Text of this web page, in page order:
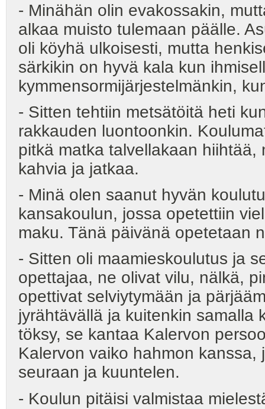
- Minähän olin evakossakin,
alkaa muisto tulemaan päälle.
oli köyhä ulkoisesti, mutta
särkikin on hyvä kala kun
kymmensormijärjestelmänkin,
- Sitten tehtiin metsätöitä heti
rakkauden luontoonkin.
pitkä matka talvellakaan
kahvia ja jatkaa.
- Minä olen saanut hyvän
kansakoulun, jossa opetettiin
maku. Tänä päivänä opetetaan
- Sitten oli maamieskoulutus ja
opettajaa, ne olivat vilu, nälkä,
opettivat selviytymään ja
jyrähtävällä ja kuitenkin samalla
töksy, se kantaa Kalervon
Kalervon vaiko hahmon
seuraan ja kuuntelen.
- Koulun pitäisi valmistaa